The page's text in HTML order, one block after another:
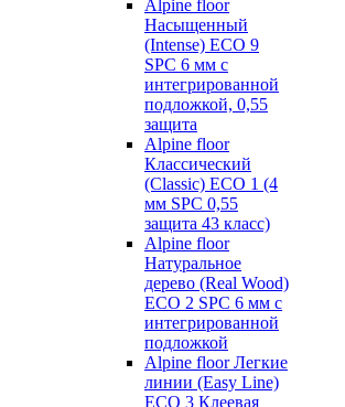
Alpine floor
Насыщенный
(Intense) ECO 9
SPC 6 мм с
интегрированной
подложкой, 0,55
защита
Alpine floor
Классический
(Classic) ECO 1 (4
мм SPC 0,55
защита 43 класс)
Alpine floor
Натуральное
дерево (Real Wood)
ECO 2 SPC 6 мм с
интегрированной
подложкой
Alpine floor Легкие
линии (Easy Line)
ECO 3 Клеевая